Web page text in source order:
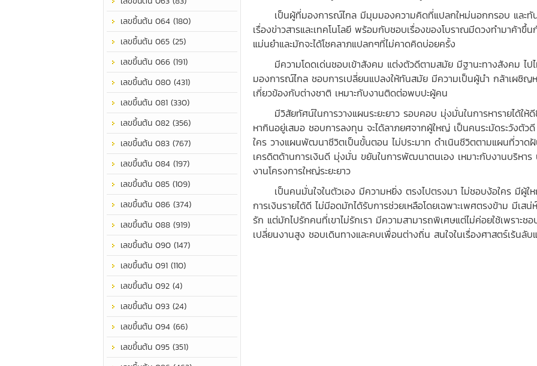
เลขขึ้นต้น 064 (180)
เลขขึ้นต้น 065 (25)
เลขขึ้นต้น 066 (191)
เลขขึ้นต้น 080 (431)
เลขขึ้นต้น 081 (330)
เลขขึ้นต้น 082 (356)
เลขขึ้นต้น 083 (767)
เลขขึ้นต้น 084 (197)
เลขขึ้นต้น 085 (109)
เลขขึ้นต้น 086 (374)
เลขขึ้นต้น 088 (919)
เลขขึ้นต้น 090 (147)
เลขขึ้นต้น 091 (110)
เลขขึ้นต้น 092 (4)
เลขขึ้นต้น 093 (24)
เลขขึ้นต้น 094 (66)
เลขขึ้นต้น 095 (351)
เป็นผู้ที่มองการณ์ไกล มีมุมมองความคิดที่แปลกใหม่นอกกรอบ และทัน
เรื่องข่าวสารและเทคโนโลยี พร้อมกับชอบเรื่องของโบราณมีดวงทำมาค้า
แม่นยำและมักจะได้โชคลาภแปลกๆที่ไม่คาดคิดบ่อยครั้ง
มีความโดดเด่นชอบเข้าสังคม แต่งตัวดีตามสมัย มีฐานะทางสังคม ไป
มองการณ์ไกล ชอบการเปลี่ยนแปลงให้ทันสมัย มีความเป็นผู้นำ กล้าเผ
เกี่ยวข้องกับต่างชาติ เหมาะกับงานติดต่อพบปะผู้คน
มีวิสัยทัศน์ในการวางแผนระยะยาว รอบคอบ มุ่งมั่นในการหารายได้ให้
หากินอยู่เสมอ ชอบการลงทุน จะได้ลาภยศจากผู้ใหญ่ เป็นคนระมัดระวังตั
ใคร วางแผนพัฒนาชีวิตเป็นขั้นตอน ไม่ประมาท ดำเนินชีวิตตามแผนที่วา
เครดิตด้านการเงินดี มุ่งมั่น ขยันในการพัฒนาตนเอง เหมาะกับงานบริหา
งานโครงการใหญ่ระยะยาว
เป็นคนมั่นใจในตัวเอง มีความหยิ่ง ตรงไปตรงมา ไม่ชอบง้อใคร มีผู้ใ
การเงินรายได้ดี ไม่มีอดมักได้รับการช่วยเหลือโดยเฉพาะเพศตรงข้าม มีเส
รัก แต่มักไปรักคนที่เขาไม่รักเรา มีความสามารถพิเศษแต่ไม่ค่อยใช้เพราะ
เปลี่ยนงานสูง ชอบเดินทางและคบเพื่อนต่างถิ่น สนใจในเรื่องศาสตร์เร้นลั